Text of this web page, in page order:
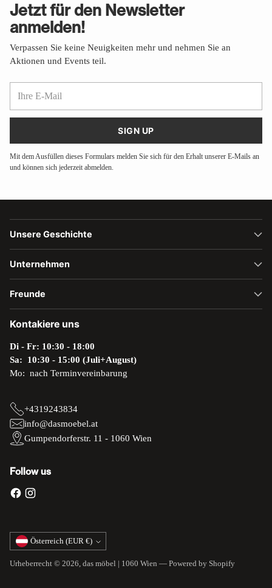
Jetzt für den Newsletter
anmelden!
Verpassen Sie keine Neuigkeiten mehr und nehmen Sie an
Aktionen und Events teil.
SIGN UP
Mit dem Ausfüllen dieses Formulars melden Sie sich für den Erhalt unserer E-Mails an
und können sich jederzeit abmelden.
Unsere Geschichte
Unternehmen
Freunde
Kontakiere uns
Di - Fr: 10:30 - 18:00
Sa: 10:30 - 15:00 (Juli+August)
Mo: nach Terminvereinbarung
+4319243834
info@dasmoebel.at
Gumpendorferstr. 11 - 1060 Wien
Follow us
Währung Österreich (EUR €)
Urheberrecht © 2026, das möbel | 1060 Wien — Powered by Shopify